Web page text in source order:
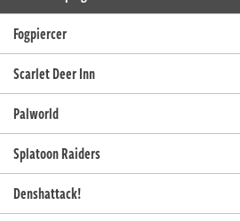
Fogpiercer
Scarlet Deer Inn
Palworld
Splatoon Raiders
Denshattack!